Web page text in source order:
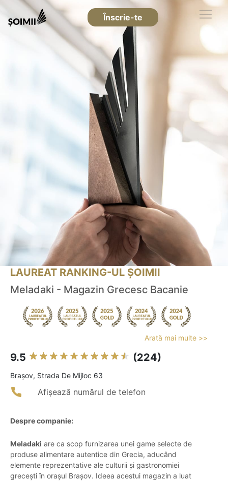
Înscrie-te
LAUREAT RANKING-UL ȘOIMII
Meladaki - Magazin Grecesc Bacanie
Arată mai multe >>
9.5 (224)
Braşov, Strada De Mijloc 63
Afișează numărul de telefon
Despre companie:
Meladaki are ca scop furnizarea unei game selecte de
produse alimentare autentice din Grecia, aducând
elemente reprezentative ale culturii și gastronomiei
grecești în orașul Brașov. Ideea acestui magazin a luat